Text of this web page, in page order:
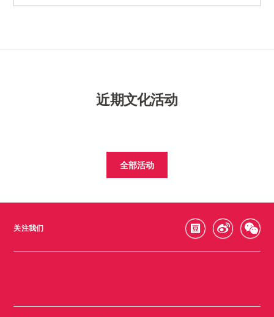
近期文化活动
全部活动
关注我们